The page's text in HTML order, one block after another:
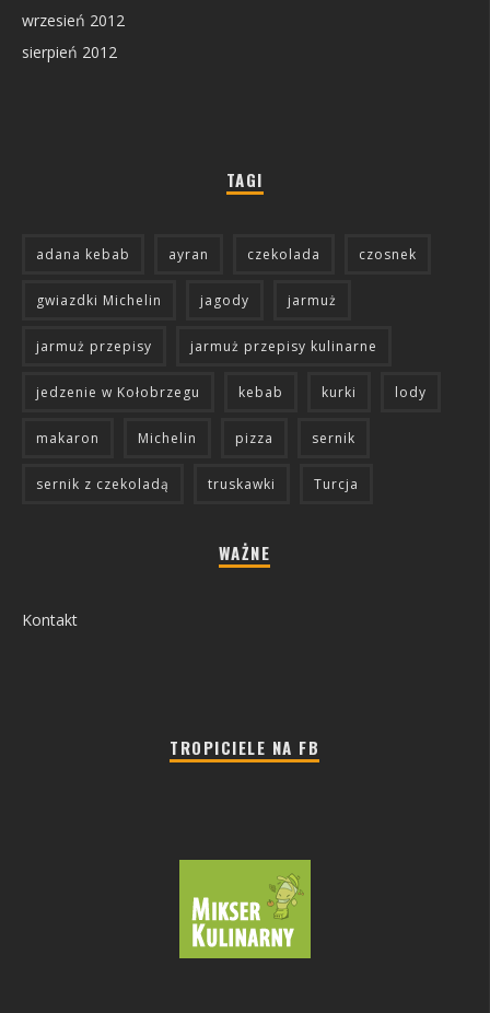
wrzesień 2012
sierpień 2012
TAGI
adana kebab ayran czekolada czosnek
gwiazdki Michelin jagody jarmuż
jarmuż przepisy jarmuż przepisy kulinarne
jedzenie w Kołobrzegu kebab kurki lody
makaron Michelin pizza sernik
sernik z czekoladą truskawki Turcja
WAŻNE
Kontakt
TROPICIELE NA FB